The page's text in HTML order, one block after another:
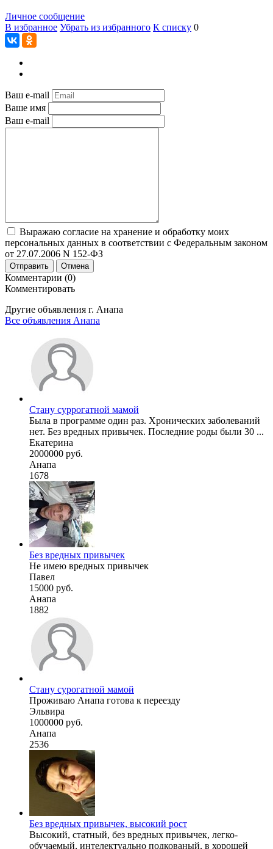
Личное сообщение
В избранное Убрать из избранного К списку 0
Ваш e-mail
Ваше имя
Ваш e-mail
Выражаю согласие на хранение и обработку моих
персональных данных в соответствии с Федеральным законом
от 27.07.2006 N 152-ФЗ
Отправить Отмена
Комментарии (0)
Комментировать
Другие объявления г. Анапа
Все объявления Анапа
Стану суррогатной мамой
Была в программе один раз. Хронических заболеваний
нет. Без вредных привычек. Последние роды были 30 ...
Екатерина
2000000 руб.
Анапа
1678
Без вредных привычек
Не имею вредных привычек
Павел
15000 руб.
Анапа
1882
Стану сурогатной мамой
Проживаю Анапа готова к переезду
Эльвира
1000000 руб.
Анапа
2536
Без вредных привычек, высокий рост
Высокий, статный, без вредных привычек, легко-
обучаемый, интелектуально подкованый, в хорошей